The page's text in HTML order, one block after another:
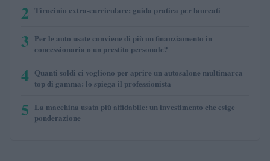
2 Tirocinio extra-curriculare: guida pratica per laureati
3 Per le auto usate conviene di più un finanziamento in
concessionaria o un prestito personale?
4 Quanti soldi ci vogliono per aprire un autosalone multimarca
top di gamma: lo spiega il professionista
5 La macchina usata più affidabile: un investimento che esige
ponderazione